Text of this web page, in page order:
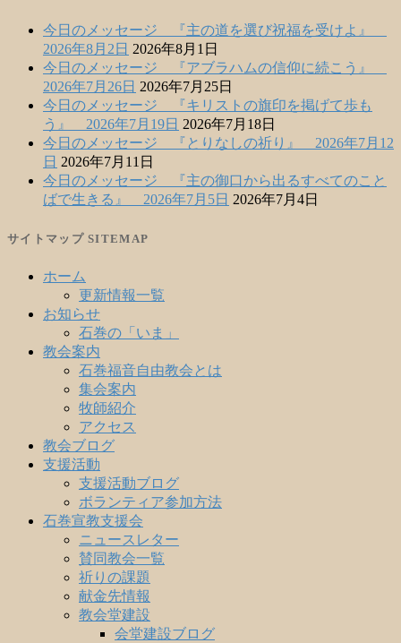
今日のメッセージ 『主の道を選び祝福を受けよ』
2026年8月2日 2026年8月1日
今日のメッセージ 『アブラハムの信仰に続こう』
2026年7月26日 2026年7月25日
今日のメッセージ 『キリストの旗印を掲げて歩も
う』 2026年7月19日 2026年7月18日
今日のメッセージ 『とりなしの祈り』 2026年7月12
日 2026年7月11日
今日のメッセージ 『主の御口から出るすべてのこと
ばで生きる』 2026年7月5日 2026年7月4日
サイトマップ SITEMAP
ホーム
更新情報一覧
お知らせ
石巻の「いま」
教会案内
石巻福音自由教会とは
集会案内
牧師紹介
アクセス
教会ブログ
支援活動
支援活動ブログ
ボランティア参加方法
石巻宣教支援会
ニュースレター
賛同教会一覧
祈りの課題
献金先情報
教会堂建設
会堂建設ブログ